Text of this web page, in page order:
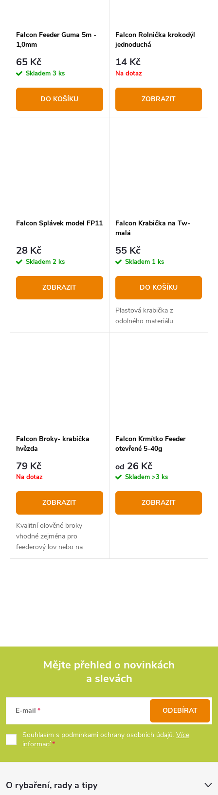
Falcon Feeder Guma 5m -
1,0mm
65 Kč
Skladem 3 ks
DO KOŠÍKU
Falcon Rolnička krokodýl
jednoduchá
14 Kč
Na dotaz
ZOBRAZIT
Falcon Splávek model FP11
28 Kč
Skladem 2 ks
ZOBRAZIT
Falcon Krabička na Tw-
malá
55 Kč
Skladem 1 ks
DO KOŠÍKU
Plastová krabička z
odolného materiálu
Falcon Broky- krabička
hvězda
79 Kč
Na dotaz
ZOBRAZIT
Kvalitní olověné broky
vhodné zejména pro
feederový lov nebo na
plavanou.
Falcon Krmítko Feeder
otevřené 5-40g
od 26 Kč
Skladem >3 ks
ZOBRAZIT
á
c
í
p
r
v
p
a
Mějte přehled o novinkách
a slevách
E-mail
Souhlasím s podmínkami ochrany osobních údajů. Více
informací
ODEBÍRAT
O rybaření, rady a tipy